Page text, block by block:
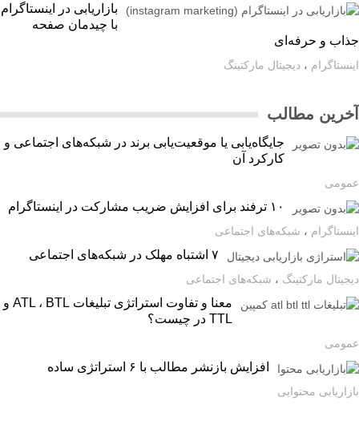
بازاریابی در اینستاگرام
با چیدمان صفحه
و حرفه‌ای
،دیجیتال مارکتینگ
مطالب
جایگاه‌یابی یا موقعیت‌یابی برند در شبکه‌های اجتماعی و
کارکرد آن
۱۰ ترفند برای افزایش ضریب مشارکت در اینستاگرام
،شبکه‌های اجتماعی
مارکتینگ،شبکه‌های اجتماعی
معنا و تفاوت استراتژی تبلیغات ATL ، BTL و
TTL در چیست؟
افزایش بازنشر مطالب با ۶ استراتژی ساده
محتوایی